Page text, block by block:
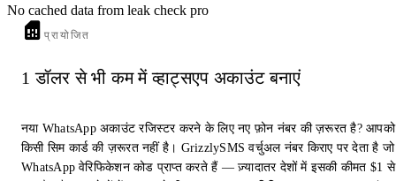
No cached data from leak check pro
प्रायोजित
1 डॉलर से भी कम में व्हाट्सएप अकाउंट बनाएं
नया WhatsApp अकाउंट रजिस्टर करने के लिए नए फ़ोन नंबर की ज़रूरत है? आपको
किसी सिम कार्ड की ज़रूरत नहीं है। GrizzlySMS वर्चुअल नंबर किराए पर देता है जो
WhatsApp वेरिफिकेशन कोड प्राप्त करते हैं — ज़्यादातर देशों में इसकी कीमत $1 से